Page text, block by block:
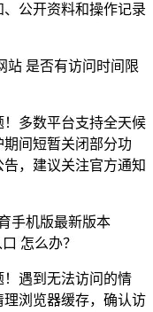
公开资料和操作记录
站 是否有访问时间限
多数平台支持全天候
间短暂关闭部分功
，建议关注官方通知
手机版最新版本
怎么办？
遇到无法访问的情
浏览器缓存，确认访